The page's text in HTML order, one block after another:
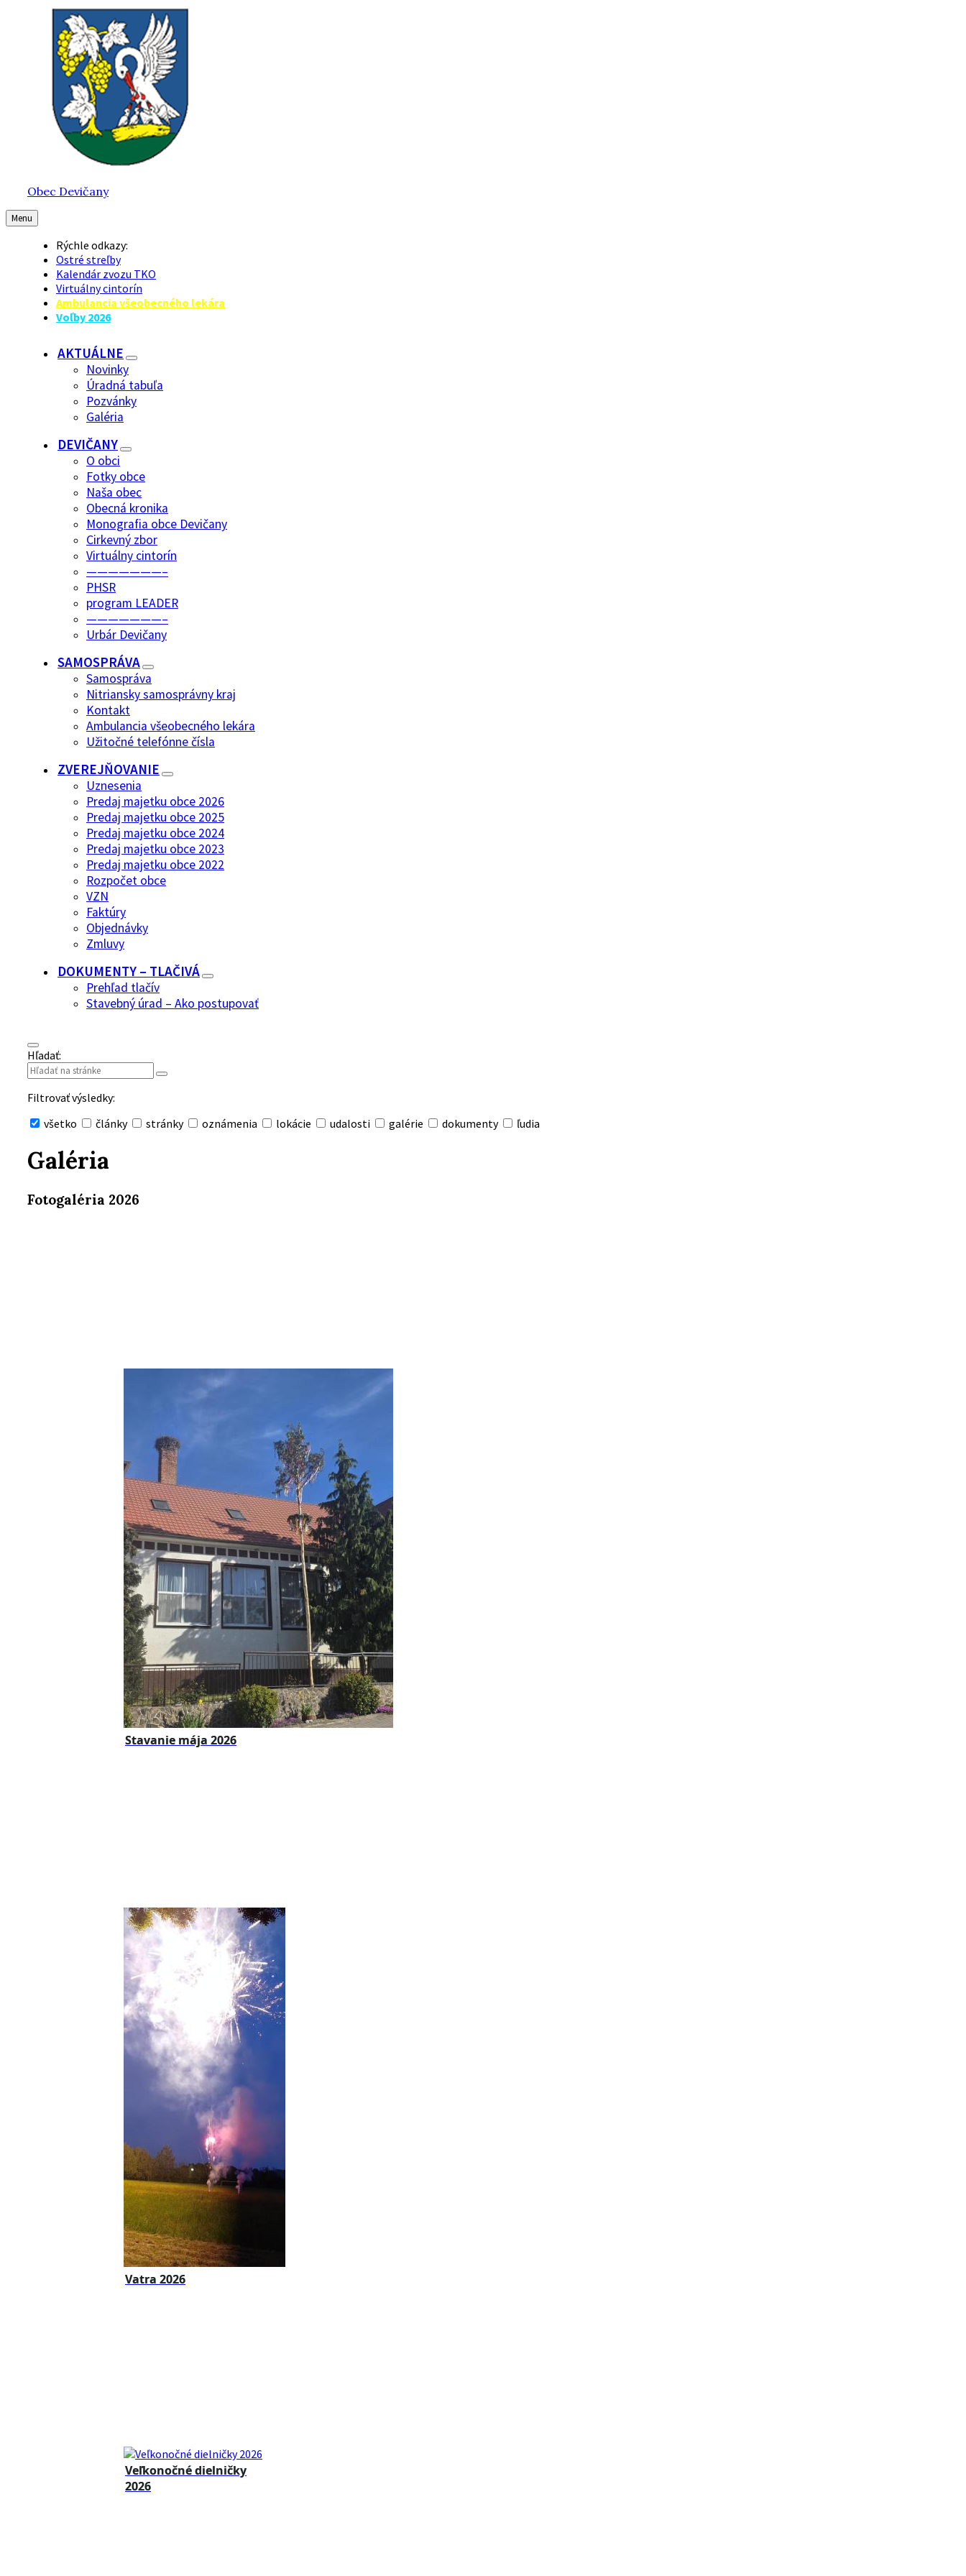
Obec Devičany
Menu
Rýchle odkazy:
Ostré streľby
Kalendár zvozu TKO
Virtuálny cintorín
Ambulancia všeobecného lekára
Voľby 2026
AKTUÁLNE
Novinky
Úradná tabuľa
Pozvánky
Galéria
DEVIČANY
O obci
Fotky obce
Naša obec
Obecná kronika
Monografia obce Devičany
Cirkevný zbor
Virtuálny cintorín
———————–
PHSR
program LEADER
———————–
Urbár Devičany
SAMOSPRÁVA
Samospráva
Nitriansky samosprávny kraj
Kontakt
Ambulancia všeobecného lekára
Užitočné telefónne čísla
ZVEREJŇOVANIE
Uznesenia
Predaj majetku obce 2026
Predaj majetku obce 2025
Predaj majetku obce 2024
Predaj majetku obce 2023
Predaj majetku obce 2022
Rozpočet obce
VZN
Faktúry
Objednávky
Zmluvy
DOKUMENTY – TLAČIVÁ
Prehľad tlačív
Stavebný úrad – Ako postupovať
Hľadať:
Filtrovať výsledky:
všetko
články stránky oznámenia lokácie udalosti galérie dokumenty ľudia
vyhľadávanie
Galéria
Fotogaléria 2026
Stavanie mája 2026
Vatra 2026
Veľkonočné dielničky
2026